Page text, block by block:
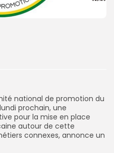
national de promotion du
prochain, une
pour la mise en place
autour de cette
connexes, annonce un